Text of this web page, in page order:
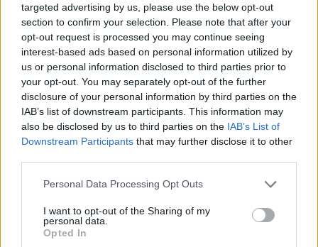
targeted advertising by us, please use the below opt-out
section to confirm your selection. Please note that after your
opt-out request is processed you may continue seeing
interest-based ads based on personal information utilized by
us or personal information disclosed to third parties prior to
your opt-out. You may separately opt-out of the further
disclosure of your personal information by third parties on the
IAB’s list of downstream participants. This information may
also be disclosed by us to third parties on the IAB’s List of
Downstream Participants that may further disclose it to other
Please note that this website/app uses one or more Google
not limited to your visit or usage behaviour. You may click to
grant or deny consent to Google and its third-party tags to
use your data for below specified purposes in below Google
Personal Data Processing Opt Outs
I want to opt-out of the Sharing of my
personal data.
Opted In
A Disney konkrétan beviszi a Star Wars
mozit a tévébe
Szólj hozzá!
A hozzászóláshoz be kell lépned!